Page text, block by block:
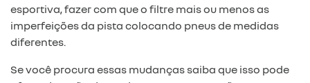
esportiva, fazer com que o filtre mais ou menos as
imperfeições da pista colocando pneus de medidas
diferentes.
Se você procura essas mudanças saiba que isso pode